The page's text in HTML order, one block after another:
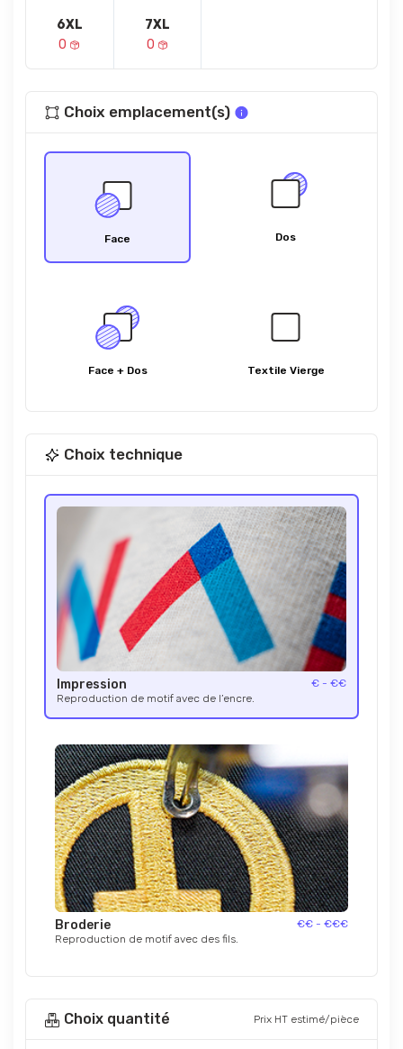
6XL
0
7XL
0
Choix emplacement(s)
Face Dos
Face + Dos Textile Vierge
Choix technique
Impression
€ - €€
Reproduction de motif avec de l’encre.
Broderie
€€ - €€€
Reproduction de motif avec des fils.
Choix quantité Prix HT estimé/pièce